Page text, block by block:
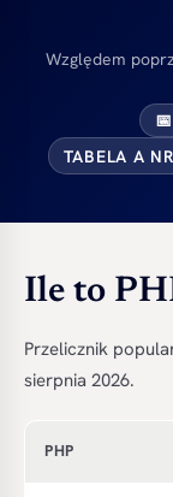
Względem
TABELA A NR
Ile to
Przelicznik
sierpnia 2026.
PHP